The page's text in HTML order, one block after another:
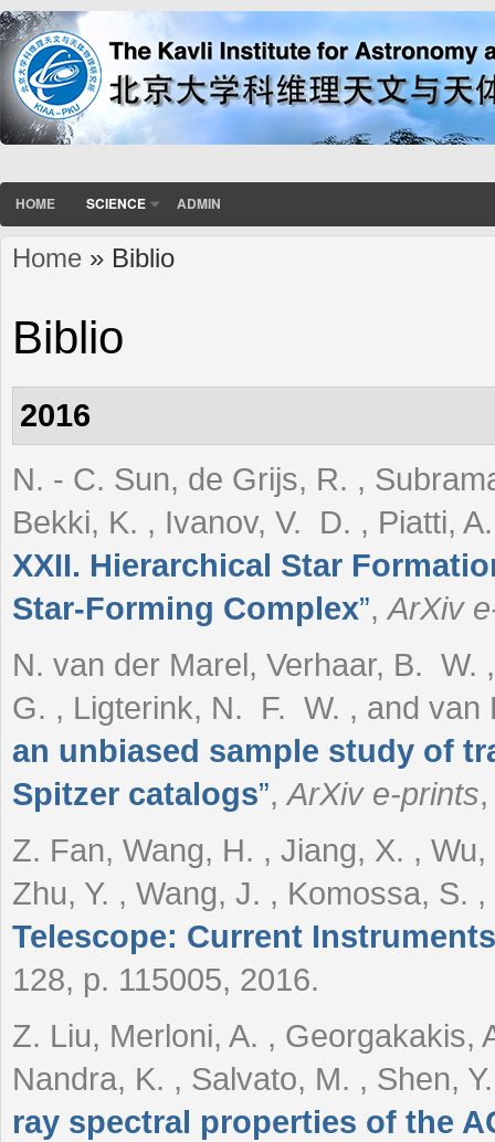
HOME SCIENCE ADMIN
You are here
Home » Biblio
Biblio
2016
N. - C. Sun, de Grijs, R. ,
Bekki, K. , Ivanov, V. D. , Piatti,
XXII. Hierarchical Star
Star-Forming Complex”,ArXiv
N. van der Marel, Verhaar, B. W.
G. , Ligterink, N. F. W. , and
an unbiased sample study of
Spitzer catalogs”,ArXiv e-prints
Z. Fan, Wang, H. , Jiang, X. ,
Zhu, Y. , Wang, J. , Komossa, S.
Telescope: Current
128, p. 115005, 2016.
Z. Liu, Merloni, A. , Georgakakis,
Nandra, K. , Salvato, M. , Shen,
ray spectral properties of the